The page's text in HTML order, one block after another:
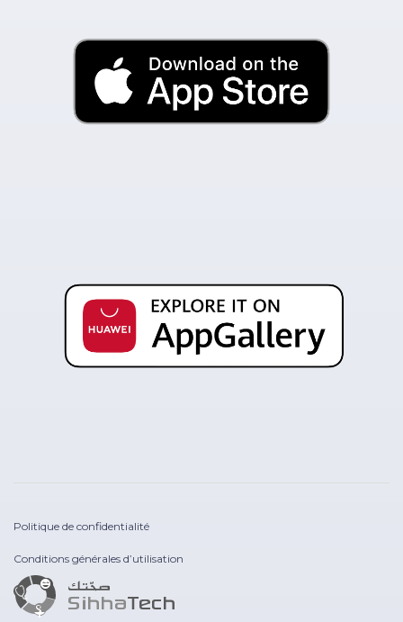
Politique de confidentialité
Conditions générales d’utilisation